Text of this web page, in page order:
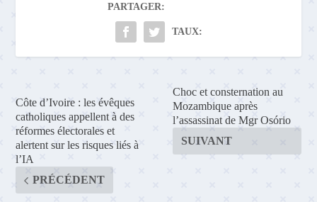
PARTAGER:
TAUX:
Côte d’Ivoire : les évêques
catholiques appellent à des
réformes électorales et
alertent sur les risques liés à
l’IA
PRÉCÉDENT
Choc et consternation au
Mozambique après
l’assassinat de Mgr Osório
SUIVANT